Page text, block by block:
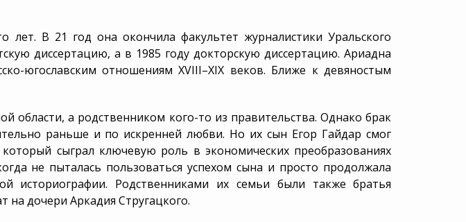
МКУ «Служба городских
кладбищ»
Статьи
Калькулятор поминок
В 21 год она окончила факультет журналистики Уральского
диссертацию, а в 1985 году докторскую диссертацию. Ариадна
югославским отношениям XVIII–XIX веков. Ближе к девяностым
области, а родственником кого-то из правительства. Однако брак
раньше и по искренней любви. Но их сын Егор Гайдар смог
сыграл ключевую роль в экономических преобразованиях
не пыталась пользоваться успехом сына и просто продолжала
историографии. Родственниками их семьи были также братья
на дочери Аркадия Стругацкого.